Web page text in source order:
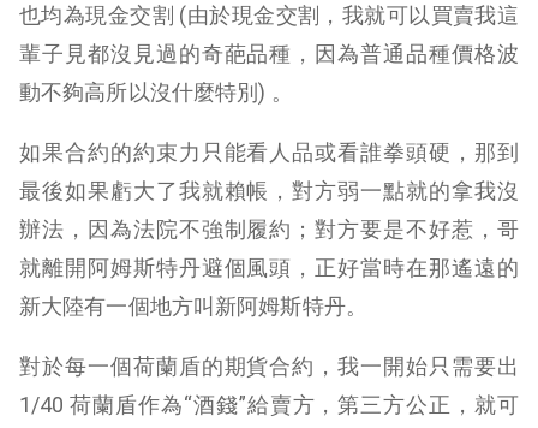
也均為現金交割 (由於現金交割，我就可以買賣我這
輩子見都沒見過的奇葩品種，因為普通品種價格波
動不夠高所以沒什麼特別) 。
如果合約的約束力只能看人品或看誰拳頭硬，那到
最後如果虧大了我就賴帳，對方弱一點就的拿我沒
辦法，因為法院不強制履約；對方要是不好惹，哥
就離開阿姆斯特丹避個風頭，正好當時在那遙遠的
新大陸有一個地方叫新阿姆斯特丹。
對於每一個荷蘭盾的期貨合約，我一開始只需要出
1/40 荷蘭盾作為“酒錢”給賣方，第三方公正，就可